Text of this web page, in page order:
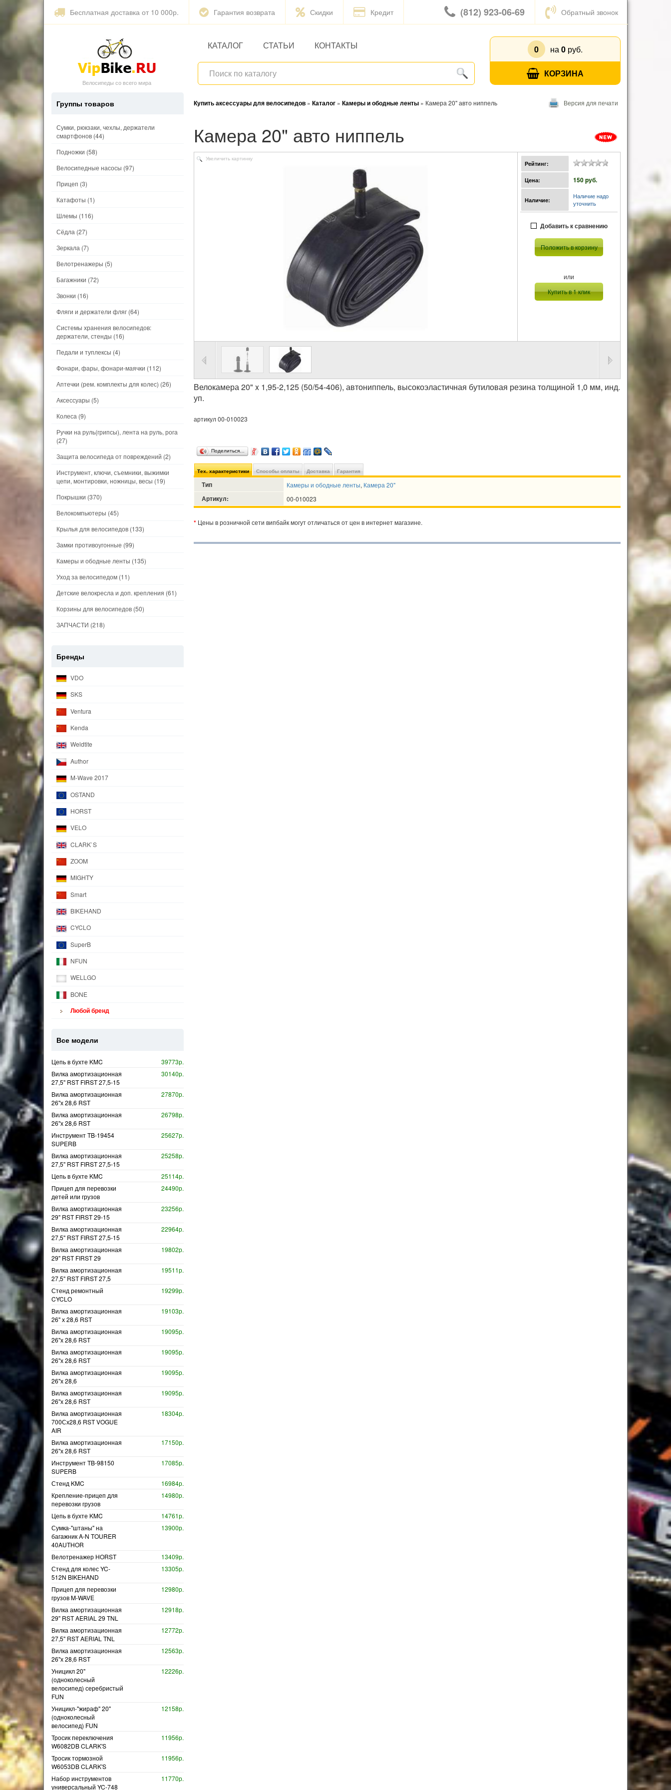
Бесплатная доставка от 10 000р. Гарантия возврата Скидки Кредит (812) 923-06-69 Обратный звонок
Велосипеды со всего мира
КАТАЛОГ СТАТЬИ КОНТАКТЫ 0 на 0руб.
КОРЗИНА
Купить аксессуары для велосипедов » Каталог » Камеры и ободные ленты » Камера 20" авто ниппель Версия для печати
Камера 20" авто ниппель
Увеличить картинку
Рейтинг:
Цена: 150 pуб.
Наличие:
Наличие надо
уточнить
Добавить к сравнению
Положить в корзину
или
Купить в 1 клик
Велокамера 20" x 1,95-2,125 (50/54-406), автониппель, высокоэластичная бутиловая резина толщиной 1,0 мм, инд.
уп.
артикул 00-010023
Поделиться…
Тех. характеристики Способы оплаты Доставка Гарантия
Тип Камеры и ободные ленты, Камера 20"
Артикул: 00-010023
* Цены в розничной сети випбайк могут отличаться от цен в интернет магазине.
Группы товаров
Сумки, рюкзаки, чехлы, держатели
смартфонов (44)
Подножки (58)
Велосипедные насосы (97)
Прицеп (3)
Катафоты (1)
Шлемы (116)
Сёдла (27)
Зеркала (7)
Велотренажеры (5)
Багажники (72)
Звонки (16)
Фляги и держатели фляг (64)
Системы хранения велосипедов:
держатели, стенды (16)
Педали и туплексы (4)
Фонари, фары, фонари-маячки (112)
Аптечки (рем. комплекты для колес) (26)
Аксессуары (5)
Колеса (9)
Ручки на руль(грипсы), лента на руль, рога
(27)
Защита велосипеда от повреждений (2)
Инструмент, ключи, съемники, выжимки
цепи, монтировки, ножницы, весы (19)
Покрышки (370)
Велокомпьютеры (45)
Крылья для велосипедов (133)
Замки противоугонные (99)
Камеры и ободные ленты (135)
Уход за велосипедом (11)
Детские велокресла и доп. крепления (61)
Корзины для велосипедов (50)
ЗАПЧАСТИ (218)
Бренды
VDO
SKS
Ventura
Kenda
Weldtite
Author
M-Wave 2017
OSTAND
HORST
VELO
CLARK`S
ZOOM
MIGHTY
Smart
BIKEHAND
CYCLO
SuperB
NFUN
WELLGO
BONE
Любой бренд
Все модели
Цепь в бухте KMC
39773р.
Вилка амортизационная
27,5" RST FIRST 27,5-15
30140р.
Вилка амортизационная
26"х 28,6 RST
27870р.
Вилка амортизационная
26"х 28,6 RST
26798р.
Инструмент TB-19454
SUPERB
25627р.
Вилка амортизационная
27,5" RST FIRST 27,5-15
25258р.
Цепь в бухте KMC
25114р.
Прицеп для перевозки
детей или грузов
24490р.
Вилка амортизационная
29" RST FIRST 29-15
23256р.
Вилка амортизационная
27,5" RST FIRST 27,5-15
22964р.
Вилка амортизационная
29" RST FIRST 29
19802р.
Вилка амортизационная
27,5" RST FIRST 27,5
19511р.
Стенд ремонтный
CYCLO
19299р.
Вилка амортизационная
26" х 28,6 RST
19103р.
Вилка амортизационная
26"х 28,6 RST
19095р.
Вилка амортизационная
26"х 28,6 RST
19095р.
Вилка амортизационная
26"х 28,6
19095р.
Вилка амортизационная
26"х 28,6 RST
19095р.
Вилка амортизационная
700Сх28,6 RST VOGUE
AIR
18304р.
Вилка амортизационная
26"х 28,6 RST
17150р.
Инструмент TB-98150
SUPERB
17085р.
Стенд KMC
16984р.
Крепление-прицеп для
перевозки грузов
14980р.
Цепь в бухте KMC
14761р.
Сумка-"штаны" на
багажник A-N TOURER
40AUTHOR
13900р.
Велотренажер HORST
13409р.
Стенд для колес YC-
512N BIKEHAND
13305р.
Прицеп для перевозки
грузов M-WAVE
12980р.
Вилка амортизационная
29" RST AERIAL 29 TNL
12918р.
Вилка амортизационная
27,5" RST AERIAL TNL
12772р.
Вилка амортизационная
26"х 28,6 RST
12563р.
Уницикл 20"
(одноколесный
велосипед) серебристый
FUN
12226р.
Уницикл-"жираф" 20"
(одноколесный
велосипед) FUN
12158р.
Тросик переключения
W6082DB CLARK'S
11956р.
Тросик тормозной
W6053DB CLARK'S
11956р.
Набор инструментов
универсальный YC-748
11770р.